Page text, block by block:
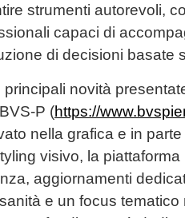
strumenti autorevoli,
capaci di
di decisioni basate
principali novità
P (https://
nella grafica e in
visivo, la
aggiornamenti
e un focus